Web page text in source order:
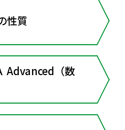
性質
Advanced（数